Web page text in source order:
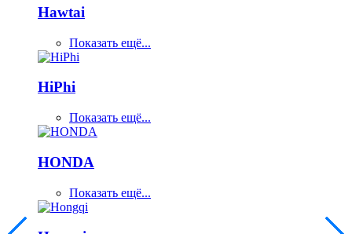
Hawtai
Показать ещё...
HiPhi
Показать ещё...
HONDA
Показать ещё...